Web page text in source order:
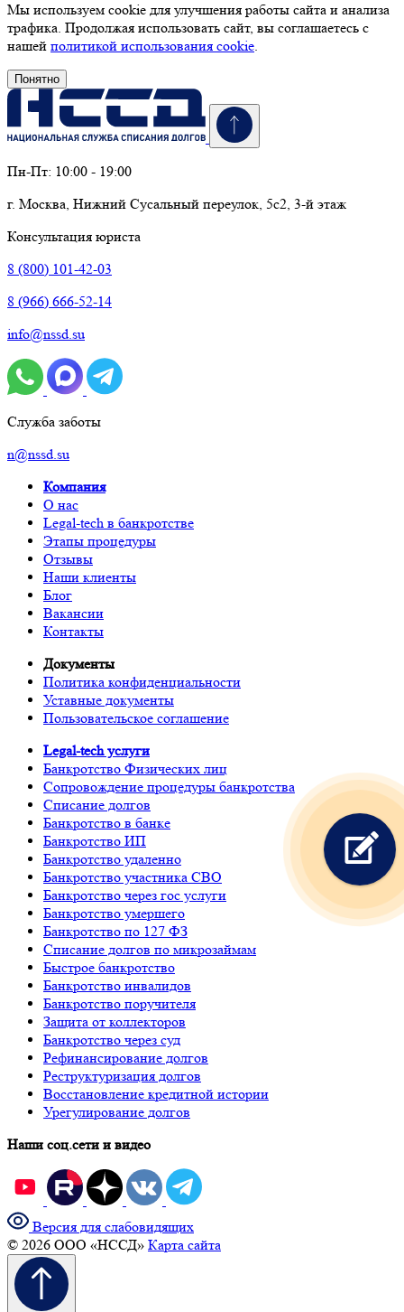
Мы используем cookie для улучшения работы сайта и анализа
трафика. Продолжая использовать сайт, вы соглашаетесь с
нашей политикой использования cookie.
Понятно
Пн-Пт: 10:00 - 19:00
г. Москва, Нижний Сусальный переулок, 5с2, 3-й этаж
Консультация юриста
8 (800) 101-42-03
8 (966) 666-52-14
info@nssd.su
Служба заботы
n@nssd.su
Компания
О нас
Legal-tech в банкротстве
Этапы процедуры
Отзывы
Наши клиенты
Блог
Вакансии
Контакты
Документы
Политика конфиденциальности
Уставные документы
Пользовательское соглашение
Legal-tech услуги
Банкротство Физических лиц
Сопровождение процедуры банкротства
Списание долгов
Банкротство в банке
Банкротство ИП
Банкротство удаленно
Банкротство участника СВО
Банкротство через гос услуги
Банкротство умершего
Банкротство по 127 ФЗ
Списание долгов по микрозаймам
Быстрое банкротство
Банкротство инвалидов
Банкротство поручителя
Защита от коллекторов
Банкротство через суд
Рефинансирование долгов
Реструктуризация долгов
Восстановление кредитной истории
Урегулирование долгов
Наши соц.сети и видео
Версия для слабовидящих
© 2026 ООО «НССД» Карта сайта